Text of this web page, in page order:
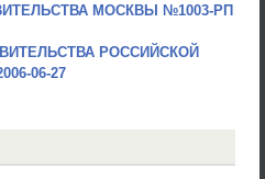
МОСКВЫ №1003-РП
РОССИЙСКОЙ
06-27